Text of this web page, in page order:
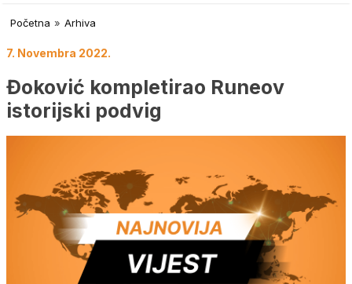
Početna » Arhiva
7. Novembra 2022.
Đoković kompletirao Runeov
istorijski podvig